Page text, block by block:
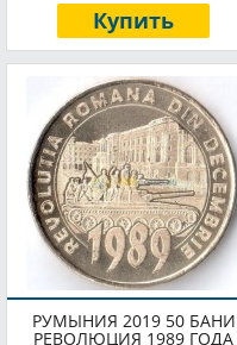
Купить
РУМЫНИЯ 2019 50 БАНИ
РЕВОЛЮЦИЯ 1989 ГОДА